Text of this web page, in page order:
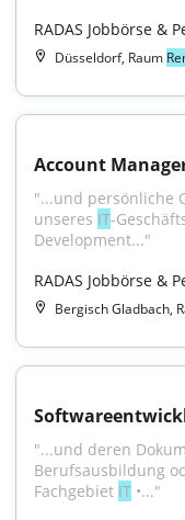
RADAS Jobbörse &
Düsseldorf, Raum
Account
"...und persönliche
unseres IT-
Development..."
RADAS Jobbörse &
Bergisch Gladbach,
"...und deren
Berufsausbildung
Fachgebiet IT •..."